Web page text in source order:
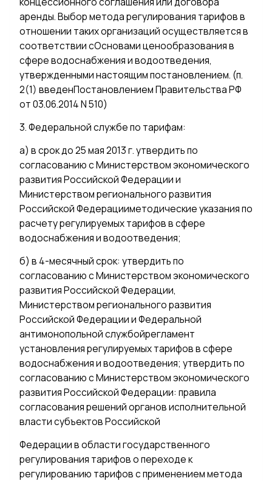
аренды. Выбор метода регулирования тарифов в
отношении таких организаций осуществляется в
соответствии сОсновами ценообразования в
сфере водоснабжения и водоотведения,
утвержденными настоящим постановлением. (п.
2(1) введенПостановлением Правительства РФ
от 03.06.2014 N 510)
3. Федеральной службе по тарифам:
а) в срок до 25 мая 2013 г. утвердить по
согласованию с Министерством экономического
развития Российской Федерации и
Министерством регионального развития
Российской Федерацииметодические указания по
расчету регулируемых тарифов в сфере
водоснабжения и водоотведения;
б) в 4-месячный срок: утвердить по
согласованию с Министерством экономического
развития Российской Федерации,
Министерством регионального развития
Российской Федерации и Федеральной
антимонопольной службойрегламент
установления регулируемых тарифов в сфере
водоснабжения и водоотведения; утвердить по
согласованию с Министерством экономического
развития Российской Федерации: правила
согласования решений органов исполнительной
власти субъектов Российской
Федерации в области государственного
регулирования тарифов о переходе к
регулированию тарифов с применением метода